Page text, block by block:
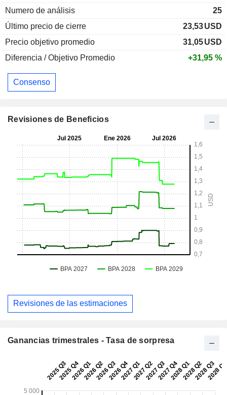
Numero de análisis
25
Último precio de cierre
23,53USD
Precio objetivo promedio
31,05USD
Diferencia / Objetivo Promedio
+31,95 %
Consenso
Revisiones de Beneficios
Revisiones de las estimaciones
Ganancias trimestrales - Tasa de sorpresa